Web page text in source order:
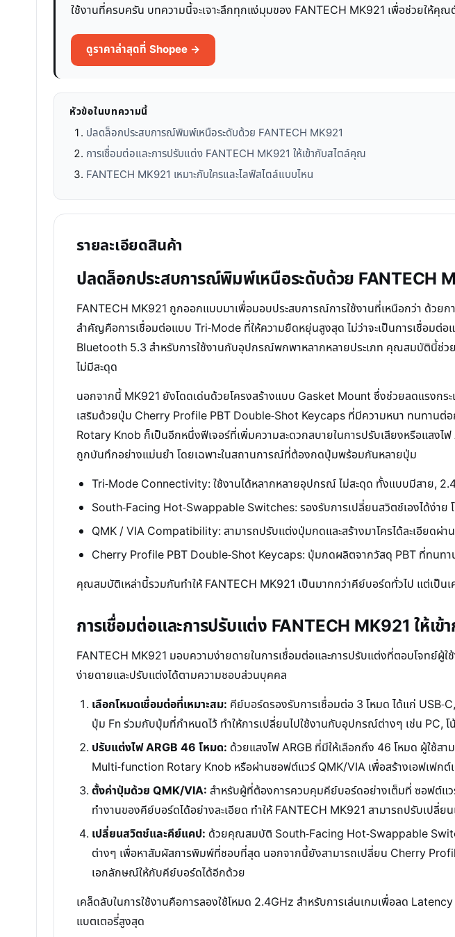
ใช้งานที่ครบครัน บทความนี้จะเจาะลึกทุกแง่มุมของ FANTECH MK921 เพื่อช่วยให้คุ
ดูราคาล่าสุดที่ Shopee →
หัวข้อในบทความนี้
ปลดล็อกประสบการณ์พิมพ์เหนือระดับด้วย FANTECH MK921
การเชื่อมต่อและการปรับแต่ง FANTECH MK921 ให้เข้ากับสไตล์คุณ
FANTECH MK921 เหมาะกับใครและไลฟ์สไตล์แบบไหน
รายละเอียดสินค้า
ปลดล็อกประสบการณ์พิมพ์เหนือระดับด้วย FANTECH
FANTECH MK921 ถูกออกแบบมาเพื่อมอบประสบการณ์การใช้งานที่เหนือกว่า ด้วย
สำคัญคือการเชื่อมต่อแบบ Tri-Mode ที่ให้ความยืดหยุ่นสูงสุด ไม่ว่าจะเป็นการเชื่อมต่
Bluetooth 5.3 สำหรับการใช้งานกับอุปกรณ์พกพาหลากหลายประเภท คุณสมบัตินี้ช่วย
ไม่มีสะดุด
นอกจากนี้ MK921 ยังโดดเด่นด้วยโครงสร้างแบบ Gasket Mount ซึ่งช่วยลดแรงก
เสริมด้วยปุ่ม Cherry Profile PBT Double-Shot Keycaps ที่มีความหนา ทนทาน
Rotary Knob ก็เป็นอีกหนึ่งฟีเจอร์ที่เพิ่มความสะดวกสบายในการปรับเสียงหรือแสง
ถูกบันทึกอย่างแม่นยำ โดยเฉพาะในสถานการณ์ที่ต้องกดปุ่มพร้อมกันหลายปุ่ม
Tri-Mode Connectivity: ใช้งานได้หลากหลายอุปกรณ์ ไม่สะดุด ทั้งแบบมีสาย,
South-Facing Hot-Swappable Switches: รองรับการเปลี่ยนสวิตช์เองได้ง่าย
QMK / VIA Compatibility: สามารถปรับแต่งปุ่มกดและสร้างมาโครได้ละเอียดผ่า
Cherry Profile PBT Double-Shot Keycaps: ปุ่มกดผลิตจากวัสดุ PBT ที่ทนท
คุณสมบัติเหล่านี้รวมกันทำให้ FANTECH MK921 เป็นมากกว่าคีย์บอร์ดทั่วไป แต่เป็
การเชื่อมต่อและการปรับแต่ง FANTECH MK921 ให้เ
FANTECH MK921 มอบความง่ายดายในการเชื่อมต่อและการปรับแต่งที่ตอบโจทย์ผู้
ง่ายดายและปรับแต่งได้ตามความชอบส่วนบุคคล
เลือกโหมดเชื่อมต่อที่เหมาะสม: คีย์บอร์ดรองรับการเชื่อมต่อ 3 โหมด ได้แก่ USB-
ปุ่ม Fn ร่วมกับปุ่มที่กำหนดไว้ ทำให้การเปลี่ยนไปใช้งานกับอุปกรณ์ต่างๆ เช่น PC,
ปรับแต่งไฟ ARGB 46 โหมด: ด้วยแสงไฟ ARGB ที่มีให้เลือกถึง 46 โหมด ผู้ใช้ส
Multi-function Rotary Knob หรือผ่านซอฟต์แวร์ QMK/VIA เพื่อสร้างเอฟเฟกต์
ตั้งค่าปุ่มด้วย QMK/VIA: สำหรับผู้ที่ต้องการควบคุมคีย์บอร์ดอย่างเต็มที่ ซอฟต์แว
ทำงานของคีย์บอร์ดได้อย่างละเอียด ทำให้ FANTECH MK921 สามารถปรับเปลี่
เปลี่ยนสวิตช์และคีย์แคป: ด้วยคุณสมบัติ South-Facing Hot-Swappable
ต่างๆ เพื่อหาสัมผัสการพิมพ์ที่ชอบที่สุด นอกจากนี้ยังสามารถเปลี่ยน Cherry
เอกลักษณ์ให้กับคีย์บอร์ดได้อีกด้วย
เคล็ดลับในการใช้งานคือการลองใช้โหมด 2.4GHz สำหรับการเล่นเกมเพื่อลด
แบตเตอรี่สูงสุด